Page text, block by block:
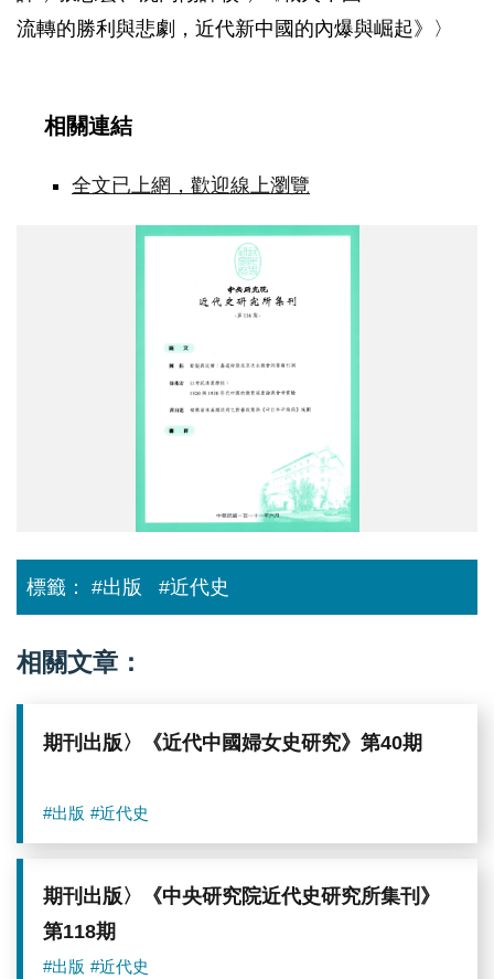
流轉的勝利與悲劇，近代新中國的內爆與崛起》〉
相關連結
全文已上網，歡迎線上瀏覽
標籤： #出版 #近代史
相關文章：
期刊出版〉《近代中國婦女史研究》第40期
#出版 #近代史
期刊出版〉《中央研究院近代史研究所集刊》
第118期
#出版 #近代史